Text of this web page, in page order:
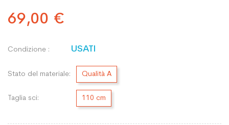
69,00 €
Condizione : USATI
Stato del materiale: Qualità A
Taglia sci: 110 cm